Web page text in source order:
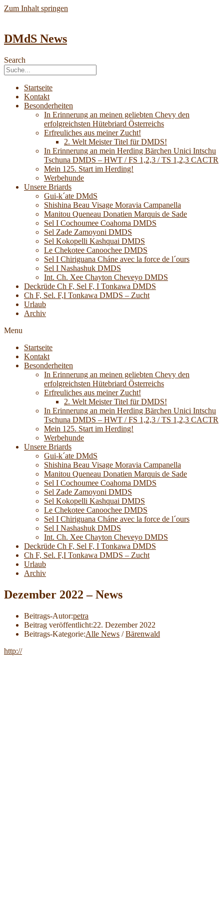
Zum Inhalt springen
DMdS News
Search
Startseite
Kontakt
Besonderheiten
In Erinnerung an meinen geliebten Chevy den
erfolgreichsten Hütebriard Österreichs
Erfreuliches aus meiner Zucht!
2. Welt Meister Titel für DMDS!
In Erinnerung an mein Herding Bärchen Unici Intschu
Tschuna DMDS – HWT / FS 1,2,3 / TS 1,2,3 CACTR
Mein 125. Start im Herding!
Werbehunde
Unsere Briards
Gui-k´ate DMdS
Shishina Beau Visage Moravia Campanella
Manitou Queneau Donatien Marquis de Sade
Sel I Cochoumee Coahoma DMDS
Sel Zade Zamoyoni DMDS
Sel Kokopelli Kashquai DMDS
Le Chekotee Canoochee DMDS
Sel I Chiriguana Cháne avec la force de l´ours
Sel I Nashashuk DMDS
Int. Ch. Xee Chayton Cheveyo DMDS
Deckrüde Ch F, Sel F, I Tonkawa DMDS
Ch F, Sel. F,I Tonkawa DMDS – Zucht
Urlaub
Archiv
Menu
Startseite
Kontakt
Besonderheiten
In Erinnerung an meinen geliebten Chevy den
erfolgreichsten Hütebriard Österreichs
Erfreuliches aus meiner Zucht!
2. Welt Meister Titel für DMDS!
In Erinnerung an mein Herding Bärchen Unici Intschu
Tschuna DMDS – HWT / FS 1,2,3 / TS 1,2,3 CACTR
Mein 125. Start im Herding!
Werbehunde
Unsere Briards
Gui-k´ate DMdS
Shishina Beau Visage Moravia Campanella
Manitou Queneau Donatien Marquis de Sade
Sel I Cochoumee Coahoma DMDS
Sel Zade Zamoyoni DMDS
Sel Kokopelli Kashquai DMDS
Le Chekotee Canoochee DMDS
Sel I Chiriguana Cháne avec la force de l´ours
Sel I Nashashuk DMDS
Int. Ch. Xee Chayton Cheveyo DMDS
Deckrüde Ch F, Sel F, I Tonkawa DMDS
Ch F, Sel. F,I Tonkawa DMDS – Zucht
Urlaub
Archiv
Dezember 2022 – News
Beitrags-Autor:petra
Beitrag veröffentlicht:22. Dezember 2022
Beitrags-Kategorie:Alle News / Bärenwald
http://